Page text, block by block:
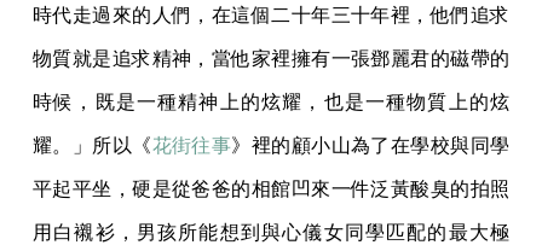
時代走過來的人們，在這個二十年三十年裡，他們追求
物質就是追求精神，當他家裡擁有一張鄧麗君的磁帶的
時候，既是一種精神上的炫耀，也是一種物質上的炫
耀。」所以《花街往事》裡的顧小山為了在學校與同學
平起平坐，硬是從爸爸的相館凹來一件泛黃酸臭的拍照
用白襯衫，男孩所能想到與心儀女同學匹配的最大極